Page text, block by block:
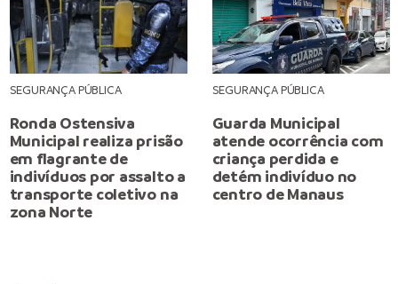
SEGURANÇA PÚBLICA
Ronda Ostensiva
Municipal realiza prisão
em flagrante de
indivíduos por assalto a
transporte coletivo na
zona Norte
SEGURANÇA PÚBLICA
Guarda Municipal
atende ocorrência com
criança perdida e
detém indivíduo no
centro de Manaus